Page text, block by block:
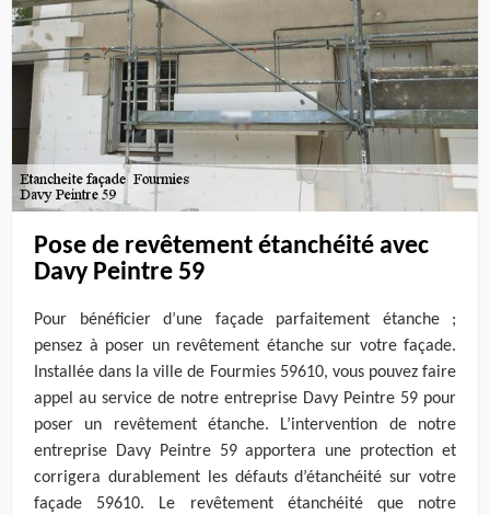
Pose de revêtement étanchéité avec
Davy Peintre 59
Pour bénéficier d’une façade parfaitement étanche ;
pensez à poser un revêtement étanche sur votre façade.
Installée dans la ville de Fourmies 59610, vous pouvez faire
appel au service de notre entreprise Davy Peintre 59 pour
poser un revêtement étanche. L’intervention de notre
entreprise Davy Peintre 59 apportera une protection et
corrigera durablement les défauts d’étanchéité sur votre
façade 59610. Le revêtement étanchéité que notre